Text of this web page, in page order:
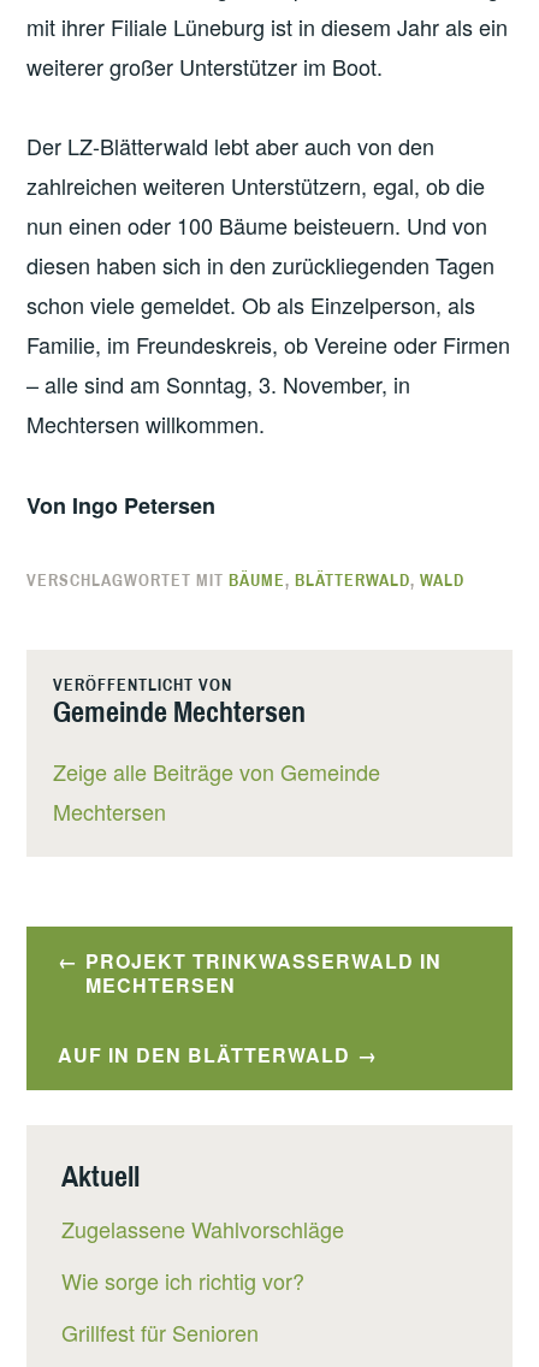
mit ihrer Filiale Lüneburg ist in diesem Jahr als ein
weiterer großer Unterstützer im Boot.
Der LZ-Blätterwald lebt aber auch von den
zahlreichen weiteren Unterstützern, egal, ob die
nun einen oder 100 Bäume beisteuern. Und von
diesen haben sich in den zurückliegenden Tagen
schon viele gemeldet. Ob als Einzelperson, als
Familie, im Freundeskreis, ob Vereine oder Firmen
– alle sind am Sonntag, 3. November, in
Mechtersen willkommen.
Von Ingo Petersen
VERSCHLAGWORTET MITBÄUME,BLÄTTERWALD,WALD
VERÖFFENTLICHT VON
Gemeinde Mechtersen
Zeige alle Beiträge von Gemeinde
Mechtersen
Beitragsnavigation
PROJEKT TRINKWASSERWALD IN
MECHTERSEN
AUF IN DEN BLÄTTERWALD
Aktuell
Zugelassene Wahlvorschläge
Wie sorge ich richtig vor?
Grillfest für Senioren